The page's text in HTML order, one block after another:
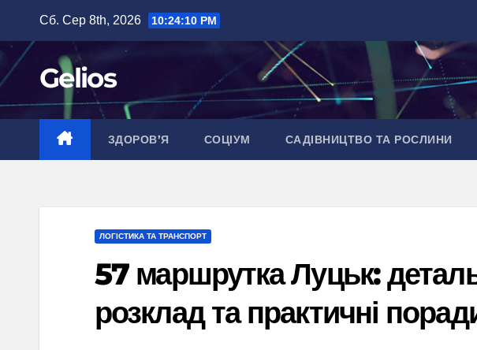
вмісту
Сб. Сер 8th, 2026 10:24:11 PM
Gelios
ЗДОРОВ’Я СОЦІУМ САДІВНИЦТВО ТА РОСЛИНИ
ЛОГІСТИКА ТА ТРАНСПОРТ
57 маршрутка Луцьк:
розклад та практичні